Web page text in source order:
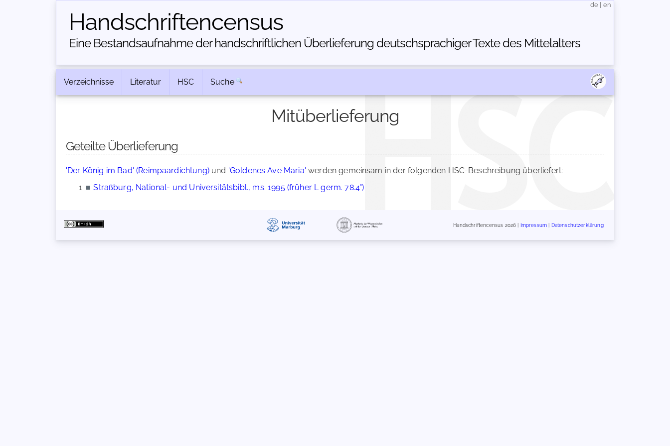
Handschriften­census
Eine Bestandsaufnahme der handschriftlichen Über­lieferung deutschsprachiger Texte des Mittelalters
de en
Verzeichnisse Literatur HSC Suche
Mitüberlieferung
Geteilte Überlieferung
'Der König im Bad' (Reimpaardichtung)und 'Goldenes Ave Maria' werden gemeinsam in der folgenden HSC-Beschreibung überliefert:
■ Straßburg, National- und Universitätsbibl., ms. 1995 (früher L germ. 78.4°)
Handschriftencensus 2026 | Impressum Datenschutzerklärung